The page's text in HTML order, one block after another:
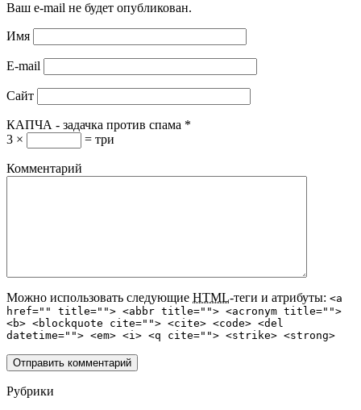
Ваш e-mail не будет опубликован.
Имя
E-mail
Сайт
КАПЧА - задачка против спама *
3 ×
= три
Комментарий
Можно использовать следующие HTML-теги и атрибуты: <a
href="" title=""> <abbr title=""> <acronym title="">
<b> <blockquote cite=""> <cite> <code> <del
datetime=""> <em> <i> <q cite=""> <strike> <strong>
Рубрики